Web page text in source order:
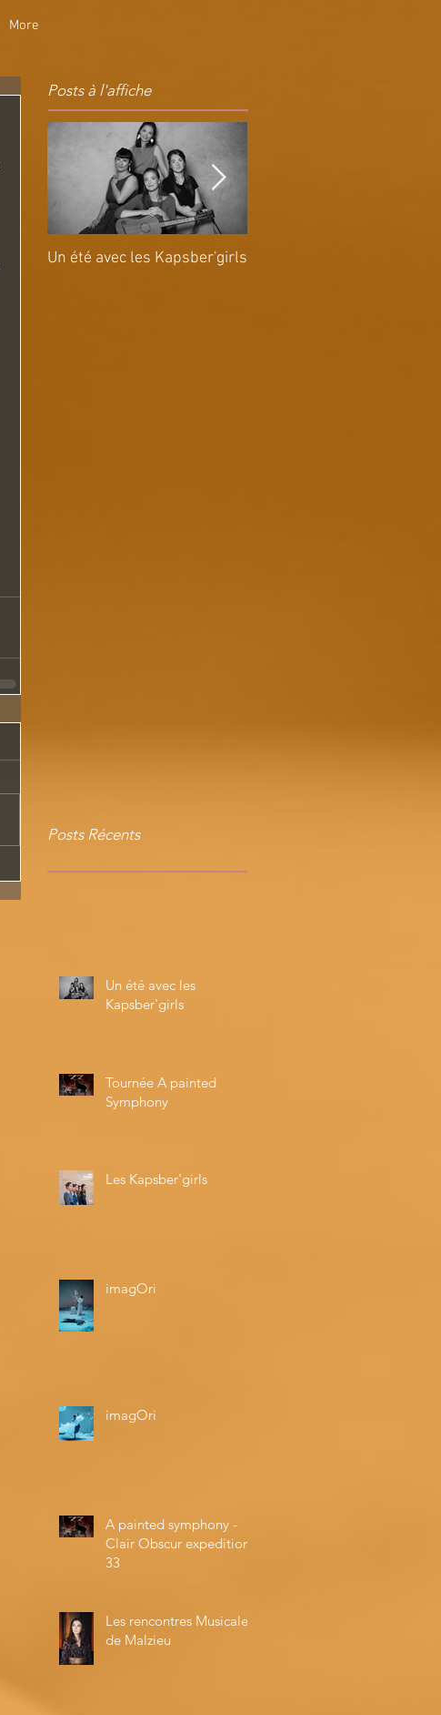
More
Posts à l'affiche
Un été avec les Kapsber'girls
Posts Récents
Un été avec les
Kapsber'girls
Tournée A painted
Symphony
Les Kapsber'girls
imagOri
imagOri
A painted symphony -
Clair Obscur expedition
33
Les rencontres Musicales
de Malzieu